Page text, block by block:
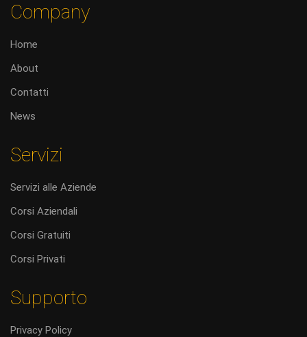
Company
Home
About
Contatti
News
Servizi
Servizi alle Aziende
Corsi Aziendali
Corsi Gratuiti
Corsi Privati
Supporto
Privacy Policy